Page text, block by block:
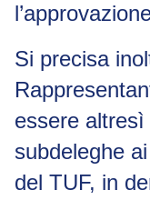
Si precisa
essere
subdeleghe
del TUF, in